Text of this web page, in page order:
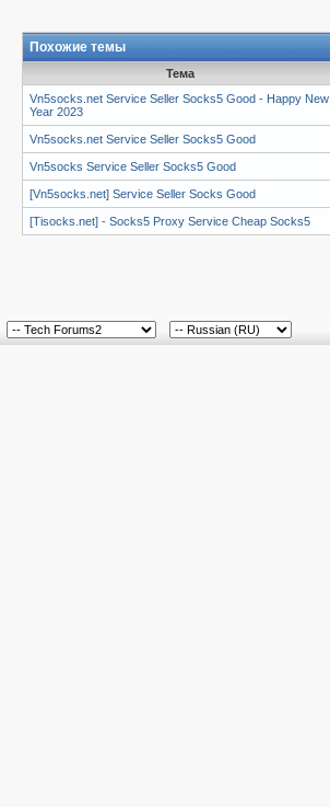
Похожие темы
Тема
Vn5socks.net Service Seller Socks5 Good - Happy New
Year 2023
Vn5socks.net Service Seller Socks5 Good
Vn5socks Service Seller Socks5 Good
[Vn5socks.net] Service Seller Socks Good
[Tisocks.net] - Socks5 Proxy Service Cheap Socks5